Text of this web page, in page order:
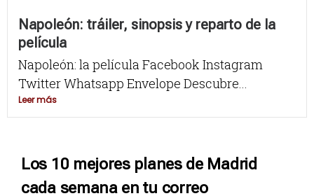
Napoleón: tráiler, sinopsis y reparto de la
película
Napoleón: la película Facebook Instagram
Twitter Whatsapp Envelope Descubre...
Leer más
Los 10 mejores planes de Madrid
cada semana en tu correo